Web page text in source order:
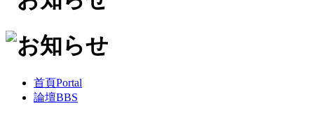
首頁Portal
論壇BBS